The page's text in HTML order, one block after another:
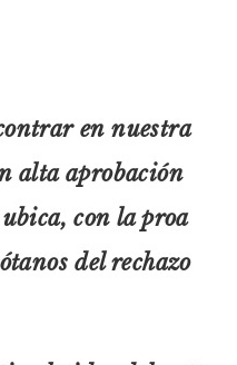
en nuestra
alta aprobación
con la proa
del rechazo